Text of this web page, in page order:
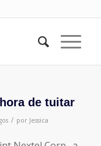
de tuitar
/ por Jessica